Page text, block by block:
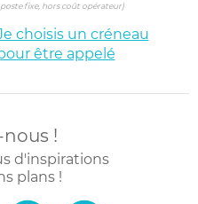
fixe, hors coût opérateur)
choisis un créneau
être appelé
nous !
d'inspirations
plans !